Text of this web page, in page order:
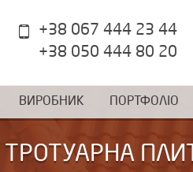
+38 067 444 23 44
+38 050 444 80 20
ВИРОБНИК ПОРТФОЛІО
ТРОТУАРНА